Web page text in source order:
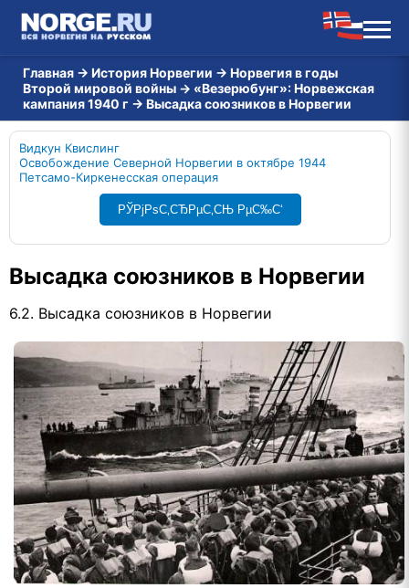
Главная → История Норвегии → Норвегия в годы
Второй мировой войны → «Везерюбунг»: Норвежская
кампания 1940 г → Высадка союзников в Норвегии
Видкун Квислинг
Освобождение Северной Норвегии в октябре 1944
Петсамо-Киркенесская операция
РЎРјРѕС‚СЂРµС‚СЊ РµС‰С‘
Высадка союзников в Норвегии
6.2. Высадка союзников в Норвегии